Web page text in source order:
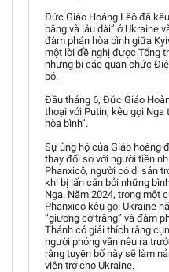
Đức Giáo Hoàng Lêô đã
bằng và lâu dài” ở Ukraine
đàm phán hòa bình giữa
một lời đề nghị được Tổng
nhưng bị các quan chức
bỏ.
Đầu tháng 6, Đức Giáo
thoại với Putin, kêu gọi
hòa bình”.
Sự ủng hộ của Giáo hoàng
thay đổi so với người tiền
Phanxicô, người có di sản
khi bị lấn cấn bởi những
Nga. Năm 2024, trong một
Phanxicô kêu gọi Ukraine
“giương cờ trắng” và đàm
Thánh có giải thích rằng
người phỏng vấn nêu ra
rằng tuyên bố này sẽ làm
viện trợ cho Ukraine.